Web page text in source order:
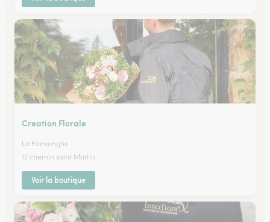
Creation Florale
La Flamengrie
12 chemin saint Martin
Voir la boutique